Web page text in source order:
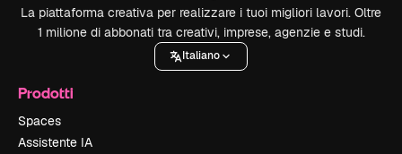
La piattaforma creativa per realizzare i tuoi migliori lavori. Oltre
1 milione di abbonati tra creativi, imprese, agenzie e studi.
Italiano
Prodotti
Spaces
Assistente IA